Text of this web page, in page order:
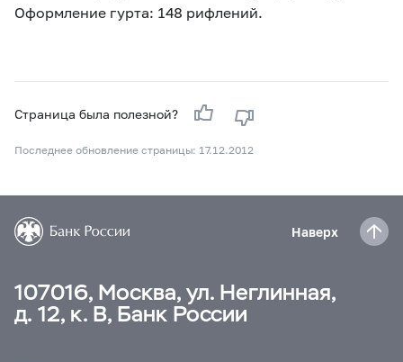
Оформление гурта: 148 рифлений.
Страница была полезной?
Последнее обновление страницы: 17.12.2012
Наверх
107016, Москва, ул. Неглинная,
д. 12, к. В, Банк России